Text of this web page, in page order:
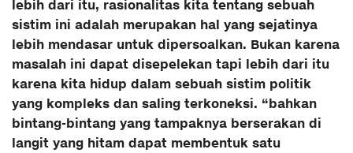
lebih dari itu, rasionalitas kita tentang sebuah
sistim ini adalah merupakan hal yang sejatinya
lebih mendasar untuk dipersoalkan. Bukan karena
masalah ini dapat disepelekan tapi lebih dari itu
karena kita hidup dalam sebuah sistim politik
yang kompleks dan saling terkoneksi. “bahkan
bintang-bintang yang tampaknya berserakan di
langit yang hitam dapat membentuk satu